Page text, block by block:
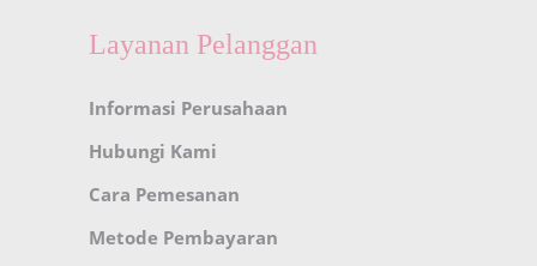
Layanan Pelanggan
Informasi Perusahaan
Hubungi Kami
Cara Pemesanan
Metode Pembayaran